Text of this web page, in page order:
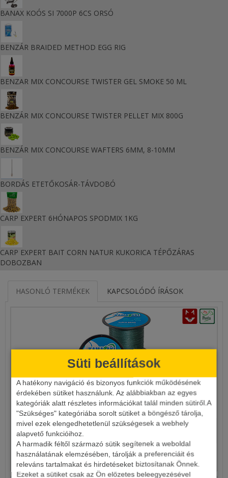
Süti beállítások
A hatékony navigáció és bizonyos funkciók működésének
érdekében sütiket használunk. Az alábbiakban az egyes
kategóriák alatt részletes információkat talál minden sütiről.A
"Szükséges" kategóriába sorolt sütiket a böngésző tárolja,
mivel ezek elengedhetetlenül szükségesek a webhely
alapvető funkcióihoz.
A harmadik féltől származó sütik segítenek a weboldal
használatának elemzésében, tárolják a preferenciáit és
releváns tartalmakat és hirdetéseket biztosítanak Önnek.
Ezeket a sütiket csak az Ön előzetes beleegyezésével
BANAX KOÓS SI 7000P 6CS ORSÓ
BENZÁR BRAIDED METHOD EGG RIG
BENZAR MIX CONCOURSE TWISTER GEL SMOKE 50 ML
BENZÁR MIX CONCOURSE TWISTER PELLET MIX 800G
BENZÁR MIX CONCOURSE WAFTERS 6MM, 8-10MM
BORDÁS ETETŐKOSÁR-TÁVDOBÓ
CARP EXPERT 6HÓNAPOS SPODMIX 1KG
CARP EXPERT BAIT CORN NATUR KUKORICA TÉPŐZÁRAS
DOBOZBAN
HASONLÓ TERMÉKEK KAPCSOLÓDÓ ÍRÁSOK
KAMASAKI SUPER BRAID
Részletek